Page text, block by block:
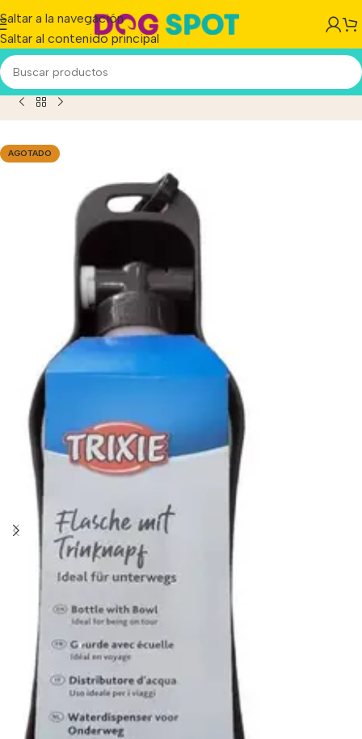
Saltar a la navegación
Saltar al contenido principal
/Bebedero De Viaje Portátil Trixie Para Mascotas 500 Ml
AGOTADO